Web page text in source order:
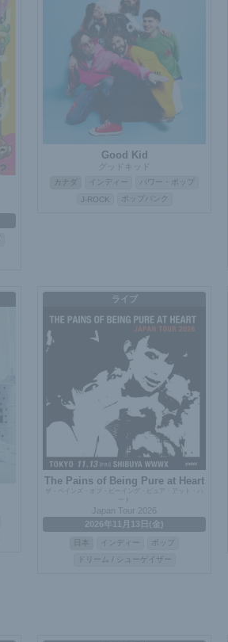
Good Kid
グッドキッド
カナダ インディー
パワー・ポップ
J-ROCK
ポップパンク
ライブ
The Pains of Being Pure at Heart
Japan Tour 2026
2026年11月13日(金)
インディー
ポップ
ドリーム / シューゲイザー